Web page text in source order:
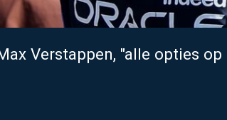
Verstappen, "alle opties